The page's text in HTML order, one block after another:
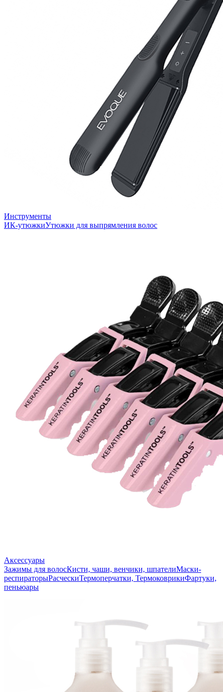
Инструменты
ИК-утюжкиУтюжки для выпрямления волос
Аксессуары
Зажимы для волосКисти, чаши, венчики, шпателиМаски-
респираторыРасческиТермоперчатки, ТермоковрикиФартуки,
пеньюары